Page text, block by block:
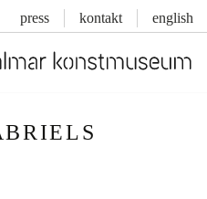
press kontakt english